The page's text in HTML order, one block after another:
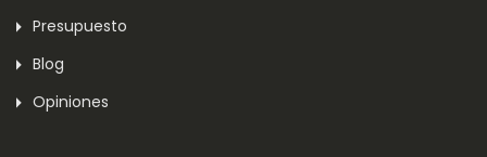
Presupuesto
Blog
Opiniones